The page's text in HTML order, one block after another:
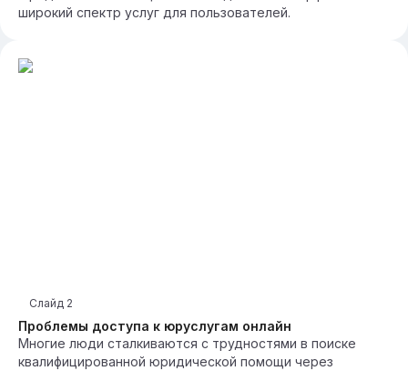
широкий спектр услуг для пользователей.
Проблемы доступа к юруслугам онлайн
Слайд 2
Многие люди сталкиваются с трудностями в поиске
квалифицированной юридической помощи через